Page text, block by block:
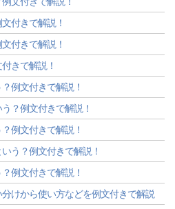
付きで解説！
付きで解説！
きで解説！
例文付きで解説！
？例文付きで解説！
例文付きで解説！
う？例文付きで解説！
例文付きで解説！
けから使い方などを例文付きで解説